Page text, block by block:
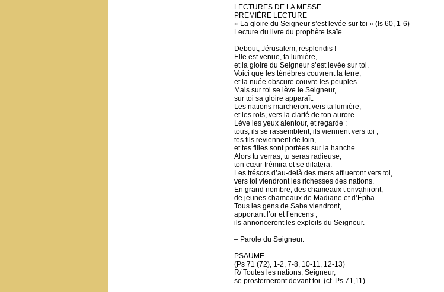
LECTURES DE LA MESSE
PREMIÈRE LECTURE
« La gloire du Seigneur s’est levée sur toi » (Is 60, 1-6)
Lecture du livre du prophète Isaïe
Debout, Jérusalem, resplendis !
Elle est venue, ta lumière,
et la gloire du Seigneur s’est levée sur toi.
Voici que les ténèbres couvrent la terre,
et la nuée obscure couvre les peuples.
Mais sur toi se lève le Seigneur,
sur toi sa gloire apparaît.
Les nations marcheront vers ta lumière,
et les rois, vers la clarté de ton aurore.
Lève les yeux alentour, et regarde :
tous, ils se rassemblent, ils viennent vers toi ;
tes fils reviennent de loin,
et tes filles sont portées sur la hanche.
Alors tu verras, tu seras radieuse,
ton cœur frémira et se dilatera.
Les trésors d’au-delà des mers afflueront vers toi,
vers toi viendront les richesses des nations.
En grand nombre, des chameaux t’envahiront,
de jeunes chameaux de Madiane et d’Épha.
Tous les gens de Saba viendront,
apportant l’or et l’encens ;
ils annonceront les exploits du Seigneur.
– Parole du Seigneur.
PSAUME
(Ps 71 (72), 1-2, 7-8, 10-11, 12-13)
R/ Toutes les nations, Seigneur,
se prosterneront devant toi. (cf. Ps 71,11)